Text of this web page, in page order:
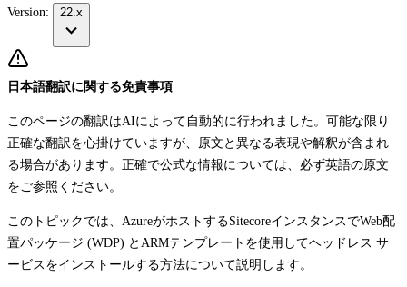
Version: 22.x
日本語翻訳に関する免責事項
このページの翻訳はAIによって自動的に行われました。可能な限り
正確な翻訳を心掛けていますが、原文と異なる表現や解釈が含まれ
る場合があります。正確で公式な情報については、必ず英語の原文
をご参照ください。
このトピックでは、AzureがホストするSitecoreインスタンスでWeb配
置パッケージ (WDP) とARMテンプレートを使用してヘッドレス サ
ービスをインストールする方法について説明します。